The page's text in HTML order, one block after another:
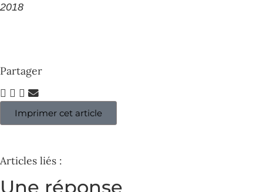
2018
Partager
Imprimer cet article
Articles liés :
Une réponse